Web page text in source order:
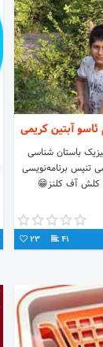
ئاسو آبتین کریمی
باستان شناسی
تنیس برنامه‌نویسی
کلش آف کلنز😁
41
23